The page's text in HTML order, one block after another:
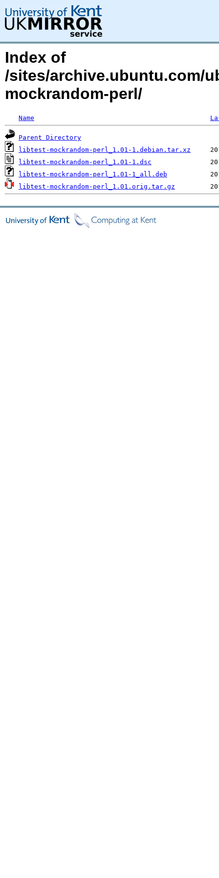
Index of
/sites/archive.ubuntu.com/
mockrandom-perl/
Name
Parent Directory
libtest-mockrandom-perl_1.01-1.debian.tar.xz
libtest-mockrandom-perl_1.01-1.dsc
libtest-mockrandom-perl_1.01-1_all.deb
libtest-mockrandom-perl_1.01.orig.tar.gz